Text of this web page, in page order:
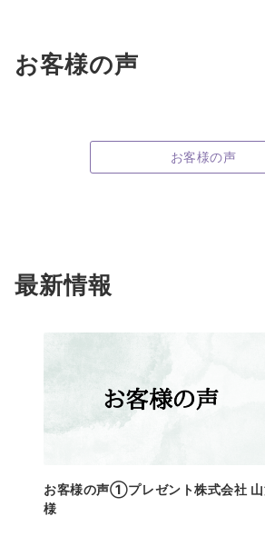
お客様の声
お客様の声
最新情報
お客様の声①プレゼント株式会社
様